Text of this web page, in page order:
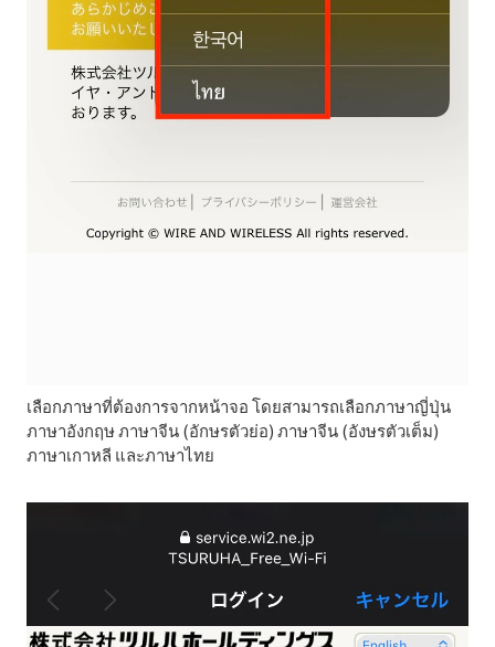
เลือกภาษาที่ต้องการจากหน้าจอ โดยสามารถเลือกภาษาญี่ปุ่น
ภาษาอังกฤษ ภาษาจีน (อักษรตัวย่อ) ภาษาจีน (อังษรตัวเต็ม)
ภาษาเกาหลี และภาษาไทย